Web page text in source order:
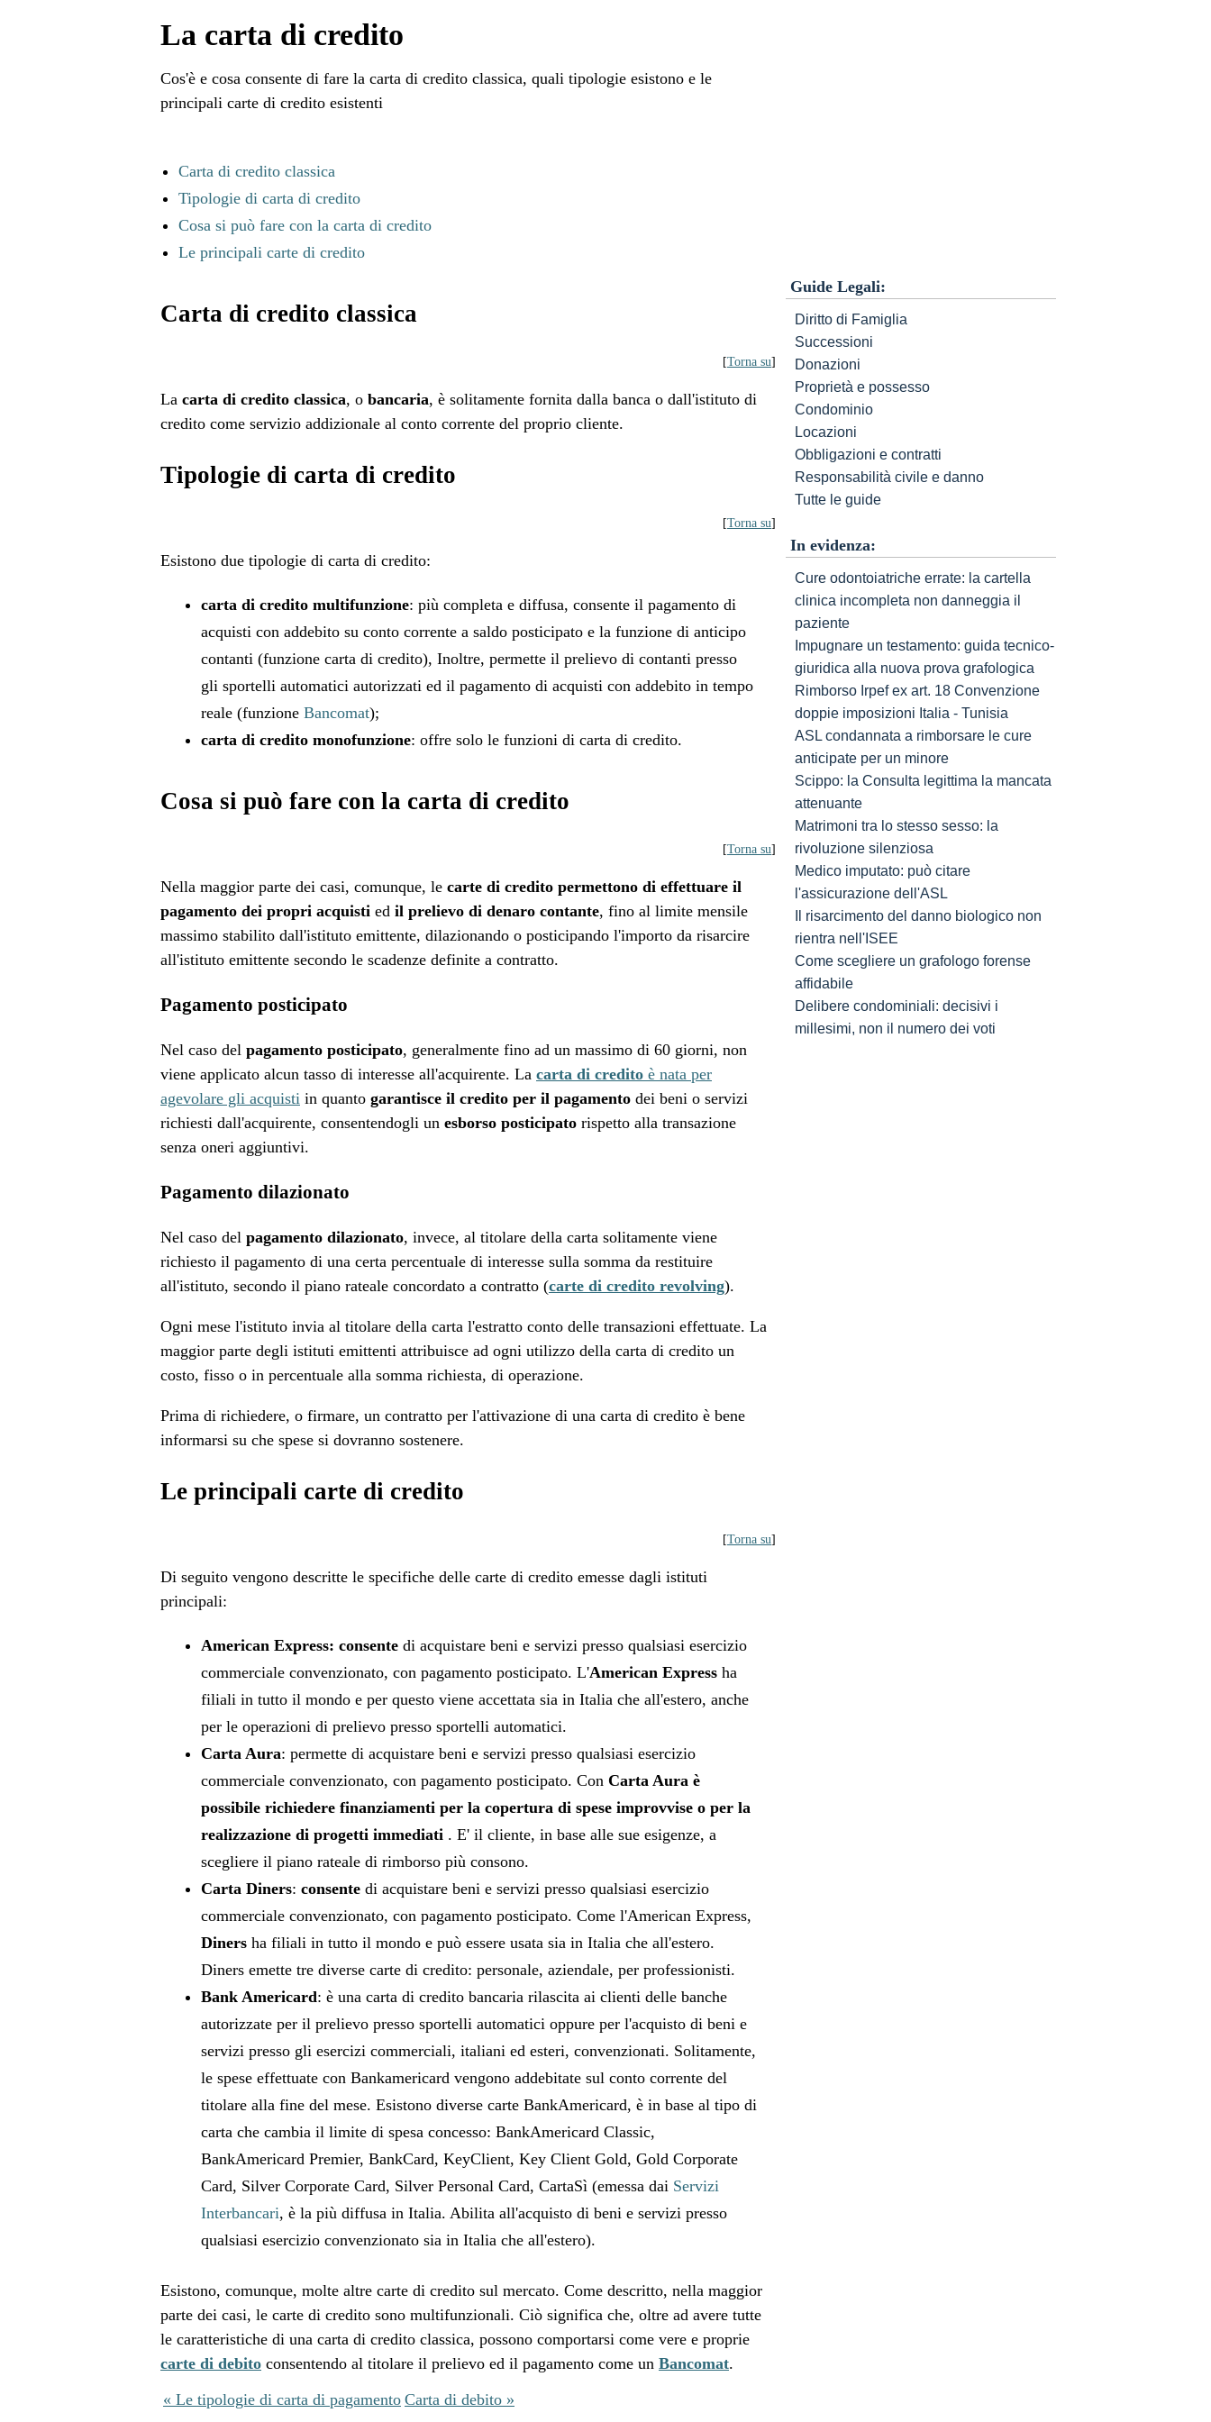
La carta di credito
Cos'è e cosa consente di fare la carta di credito classica, quali tipologie esistono e le
principali carte di credito esistenti
Carta di credito classica
Tipologie di carta di credito
Cosa si può fare con la carta di credito
Le principali carte di credito
Carta di credito classica
[Torna su]
La carta di credito classica, o bancaria, è solitamente fornita dalla banca o dall'istituto di
credito come servizio addizionale al conto corrente del proprio cliente.
Tipologie di carta di credito
[Torna su]
Esistono due tipologie di carta di credito:
carta di credito multifunzione: più completa e diffusa, consente il pagamento di
acquisti con addebito su conto corrente a saldo posticipato e la funzione di anticipo
contanti (funzione carta di credito), Inoltre, permette il prelievo di contanti presso
gli sportelli automatici autorizzati ed il pagamento di acquisti con addebito in tempo
reale (funzione Bancomat);
carta di credito monofunzione: offre solo le funzioni di carta di credito.
Cosa si può fare con la carta di credito
[Torna su]
Nella maggior parte dei casi, comunque, le carte di credito permettono di effettuare il
pagamento dei propri acquisti ed il prelievo di denaro contante, fino al limite mensile
massimo stabilito dall'istituto emittente, dilazionando o posticipando l'importo da risarcire
all'istituto emittente secondo le scadenze definite a contratto.
Pagamento posticipato
Nel caso del pagamento posticipato, generalmente fino ad un massimo di 60 giorni, non
viene applicato alcun tasso di interesse all'acquirente. La carta di credito è nata per
agevolare gli acquisti in quanto garantisce il credito per il pagamento dei beni o servizi
richiesti dall'acquirente, consentendogli un esborso posticipato rispetto alla transazione
senza oneri aggiuntivi.
Pagamento dilazionato
Nel caso del pagamento dilazionato, invece, al titolare della carta solitamente viene
richiesto il pagamento di una certa percentuale di interesse sulla somma da restituire
all'istituto, secondo il piano rateale concordato a contratto (carte di credito revolving).
Ogni mese l'istituto invia al titolare della carta l'estratto conto delle transazioni effettuate. La
maggior parte degli istituti emittenti attribuisce ad ogni utilizzo della carta di credito un
costo, fisso o in percentuale alla somma richiesta, di operazione.
Prima di richiedere, o firmare, un contratto per l'attivazione di una carta di credito è bene
informarsi su che spese si dovranno sostenere.
Le principali carte di credito
[Torna su]
Di seguito vengono descritte le specifiche delle carte di credito emesse dagli istituti
principali:
American Express: consente di acquistare beni e servizi presso qualsiasi esercizio
commerciale convenzionato, con pagamento posticipato. L'American Express ha
filiali in tutto il mondo e per questo viene accettata sia in Italia che all'estero, anche
per le operazioni di prelievo presso sportelli automatici.
Carta Aura: permette di acquistare beni e servizi presso qualsiasi esercizio
commerciale convenzionato, con pagamento posticipato. Con Carta Aura è
possibile richiedere finanziamenti per la copertura di spese improvvise o per la
realizzazione di progetti immediati . E' il cliente, in base alle sue esigenze, a
scegliere il piano rateale di rimborso più consono.
Carta Diners: consente di acquistare beni e servizi presso qualsiasi esercizio
commerciale convenzionato, con pagamento posticipato. Come l'American Express,
Diners ha filiali in tutto il mondo e può essere usata sia in Italia che all'estero.
Diners emette tre diverse carte di credito: personale, aziendale, per professionisti.
Bank Americard: è una carta di credito bancaria rilascita ai clienti delle banche
autorizzate per il prelievo presso sportelli automatici oppure per l'acquisto di beni e
servizi presso gli esercizi commerciali, italiani ed esteri, convenzionati. Solitamente,
le spese effettuate con Bankamericard vengono addebitate sul conto corrente del
titolare alla fine del mese. Esistono diverse carte BankAmericard, è in base al tipo di
carta che cambia il limite di spesa concesso: BankAmericard Classic,
BankAmericard Premier, BankCard, KeyClient, Key Client Gold, Gold Corporate
Card, Silver Corporate Card, Silver Personal Card, CartaSì (emessa dai Servizi
Interbancari, è la più diffusa in Italia. Abilita all'acquisto di beni e servizi presso
qualsiasi esercizio convenzionato sia in Italia che all'estero).
Esistono, comunque, molte altre carte di credito sul mercato. Come descritto, nella maggior
parte dei casi, le carte di credito sono multifunzionali. Ciò significa che, oltre ad avere tutte
le caratteristiche di una carta di credito classica, possono comportarsi come vere e proprie
carte di debito consentendo al titolare il prelievo ed il pagamento come un Bancomat.
« Le tipologie di carta di pagamento Carta di debito »
Guide Legali:
Diritto di Famiglia
Successioni
Donazioni
Proprietà e possesso
Condominio
Locazioni
Obbligazioni e contratti
Responsabilità civile e danno
Tutte le guide
In evidenza:
Cure odontoiatriche errate: la cartella
clinica incompleta non danneggia il
paziente
Impugnare un testamento: guida tecnico-
giuridica alla nuova prova grafologica
Rimborso Irpef ex art. 18 Convenzione
doppie imposizioni Italia - Tunisia
ASL condannata a rimborsare le cure
anticipate per un minore
Scippo: la Consulta legittima la mancata
attenuante
Matrimoni tra lo stesso sesso: la
rivoluzione silenziosa
Medico imputato: può citare
l'assicurazione dell'ASL
Il risarcimento del danno biologico non
rientra nell'ISEE
Come scegliere un grafologo forense
affidabile
Delibere condominiali: decisivi i
millesimi, non il numero dei voti